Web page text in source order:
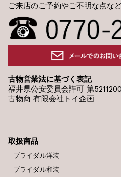
ご来店のご予約やご不明な点な
古物営業法に基づく表記
福井県公安委員会許可 第
古物商 有限会社トイ企画
取扱商品
ブライダル洋装
ブライダル和装